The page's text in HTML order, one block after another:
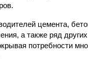
цемента,
а также ряд
потребности